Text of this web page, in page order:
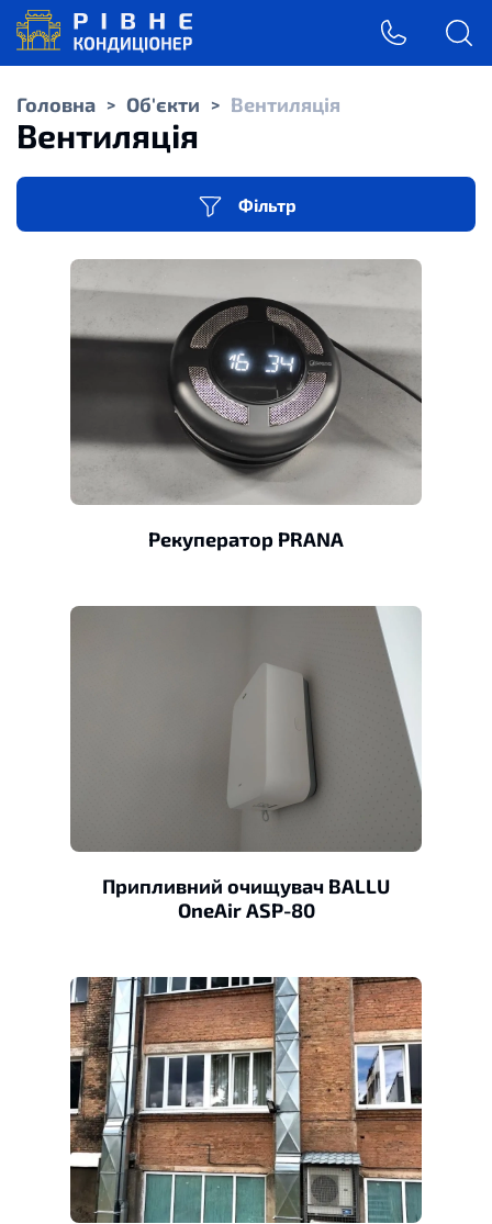
Головна > Об'єкти > Вентиляція
Вентиляція
Фільтр
Рекуператор PRANA
Припливний очищувач BALLU
OneAir ASP-80